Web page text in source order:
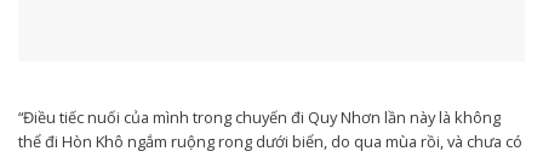
“Điều tiếc nuối của mình trong chuyến đi Quy Nhơn lần này là không
thể đi Hòn Khô ngắm ruộng rong dưới biển, do qua mùa rồi, và chưa có